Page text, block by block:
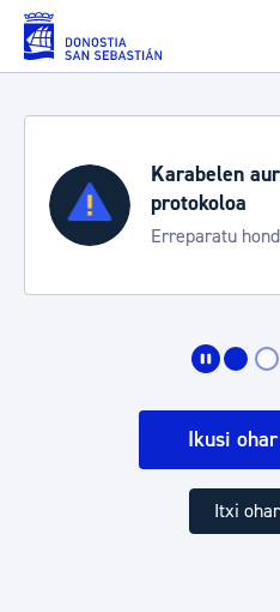
Eduki nagusira joan
Karabelen
protokoloa
Erreparatu
Ikusi
Itxi